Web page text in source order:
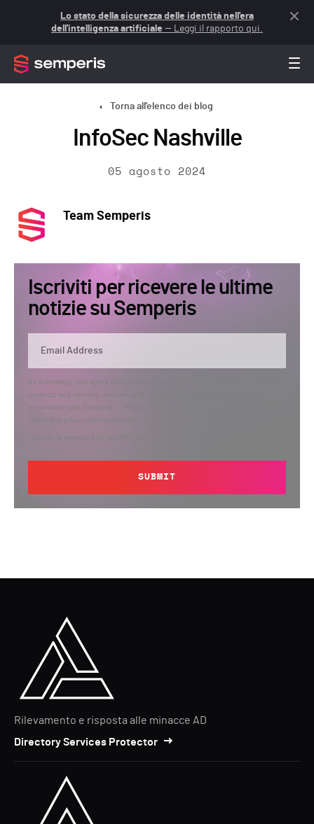
Lo stato della sicurezza delle identità nell'era
dell'intelligenza artificiale — Leggi il rapporto qui.
Torna all'elenco dei blog
InfoSec Nashville
05 agosto 2024
Team Semperis
Iscriviti per ricevere le ultime
notizie su Semperis
By submitting, you agree that Semperis may send you information regarding its
products and services, and use and process your personal information in
accordance with Semperis’
contacting privacy@semperis.com.
This site is protected by reCAPTCHA.
SUBMIT
Rilevamento e risposta alle minacce AD
Directory Services Protector